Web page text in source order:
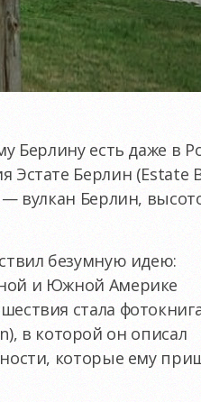
Берлину есть даже в
Эстате Берлин (Estate
вулкан Берлин,
безумную идею:
и Южной Америке
стала
в которой он описал
которые ему